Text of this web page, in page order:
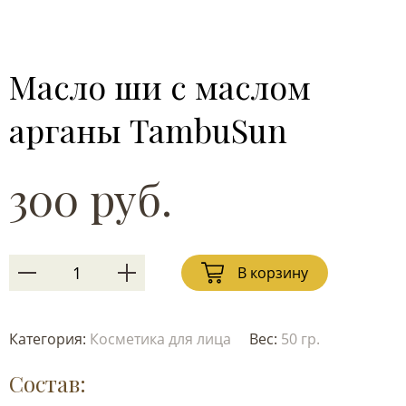
Масло ши с маслом
арганы TambuSun
300 руб.
В корзину
Категория: Косметика для лица Вес: 50 гр.
Состав: